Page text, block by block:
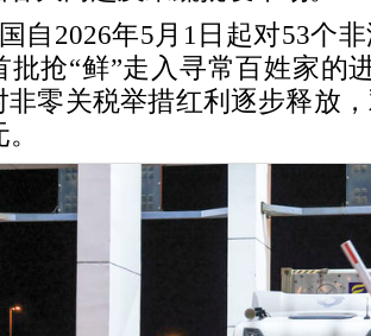
自2026年5月1日起对53个
批抢“鲜”走入寻常百姓家的
非零关税举措红利逐步释放